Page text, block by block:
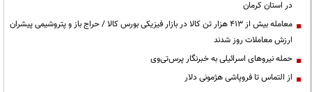
در استان کرمان
معامله بیش از ۴۱۳ هزار تن کالا در بازار فیزیکی بورس کالا / حراج باز و پتروشیمی پیشران
ارزش معاملات روز شدند
حمله نیروهای اسرائیلی به خبرنگار پرس‌تی‌وی
از التماس تا فروپاشی هژمونی دلار